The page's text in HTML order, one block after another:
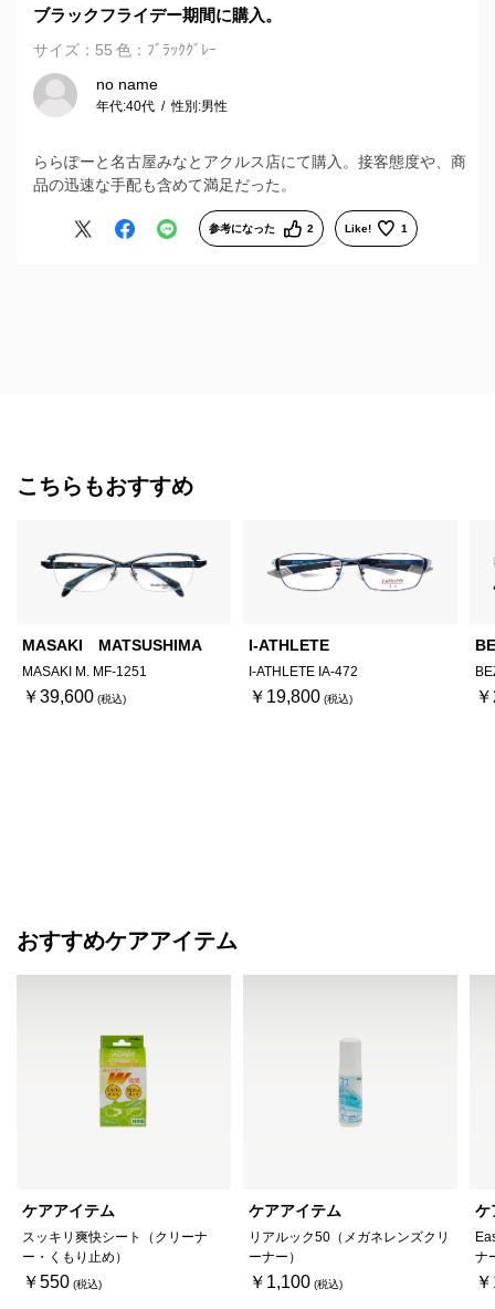
ブラックフライデー期間に購入。
サイズ：55 色：ﾌﾞﾗｯｸｸﾞﾚｰ
no name
年代:40代 性別:男性
ららぽーと名古屋みなとアクルス店にて購入。接客態度や、商
品の迅速な手配も含めて満足だった。
参考になった 2 Like! 1
こちらもおすすめ
MASAKI MATSUSHIMA
MASAKI M. MF-1251
￥39,600
I-ATHLETE
I-ATHLETE IA-472
￥19,800
おすすめケアアイテム
ケアアイテム
スッキリ爽快シート（クリーナ
ー・くもり止め）
￥550
ケアアイテム
リアルック50（メガネレンズクリ
ーナー）
￥1,100
ケ
ナ